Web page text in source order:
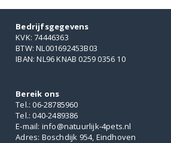
Bedrijfsgegevens
KVK: 74446363
BTW: NL001692453B03
IBAN: NL96 KNAB 0259 0356 10
Bereik ons
Tel.: 06-28785960
Tel.: 040-2489386
E-mail: info@natuurlijk-4pets.nl
Adres: Boschdijk 954, Eindhoven